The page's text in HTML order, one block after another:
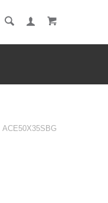
ACE50X35SBG